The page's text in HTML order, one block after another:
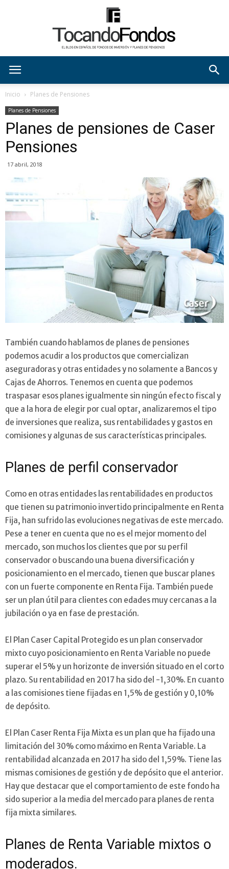
Inicio Planes de Pensiones
Planes de Pensiones
Planes de pensiones de Caser
Pensiones
17 abril, 2018
También cuando hablamos de planes de pensiones
podemos acudir a los productos que comercializan
aseguradoras y otras entidades y no solamente a Bancos y
Cajas de Ahorros. Tenemos en cuenta que podemos
traspasar esos planes igualmente sin ningún efecto fiscal y
que a la hora de elegir por cual optar, analizaremos el tipo
de inversiones que realiza, sus rentabilidades y gastos en
comisiones y algunas de sus características principales.
Planes de perfil conservador
Como en otras entidades las rentabilidades en productos
que tienen su patrimonio invertido principalmente en Renta
Fija, han sufrido las evoluciones negativas de este mercado.
Pese a tener en cuenta que no es el mejor momento del
mercado, son muchos los clientes que por su perfil
conservador o buscando una buena diversificación y
posicionamiento en el mercado, tienen que buscar planes
con un fuerte componente en Renta Fija. También puede
ser un plan útil para clientes con edades muy cercanas a la
jubilación o ya en fase de prestación.
El Plan Caser Capital Protegido es un plan conservador
mixto cuyo posicionamiento en Renta Variable no puede
superar el 5% y un horizonte de inversión situado en el corto
plazo. Su rentabilidad en 2017 ha sido del -1,30%. En cuanto
a las comisiones tiene fijadas en 1,5% de gestión y 0,10%
de depósito.
El Plan Caser Renta Fija Mixta es un plan que ha fijado una
limitación del 30% como máximo en Renta Variable. La
rentabilidad alcanzada en 2017 ha sido del 1,59%. Tiene las
mismas comisiones de gestión y de depósito que el anterior.
Hay que destacar que el comportamiento de este fondo ha
sido superior a la media del mercado para planes de renta
fija mixta similares.
Planes de Renta Variable mixtos o
moderados.